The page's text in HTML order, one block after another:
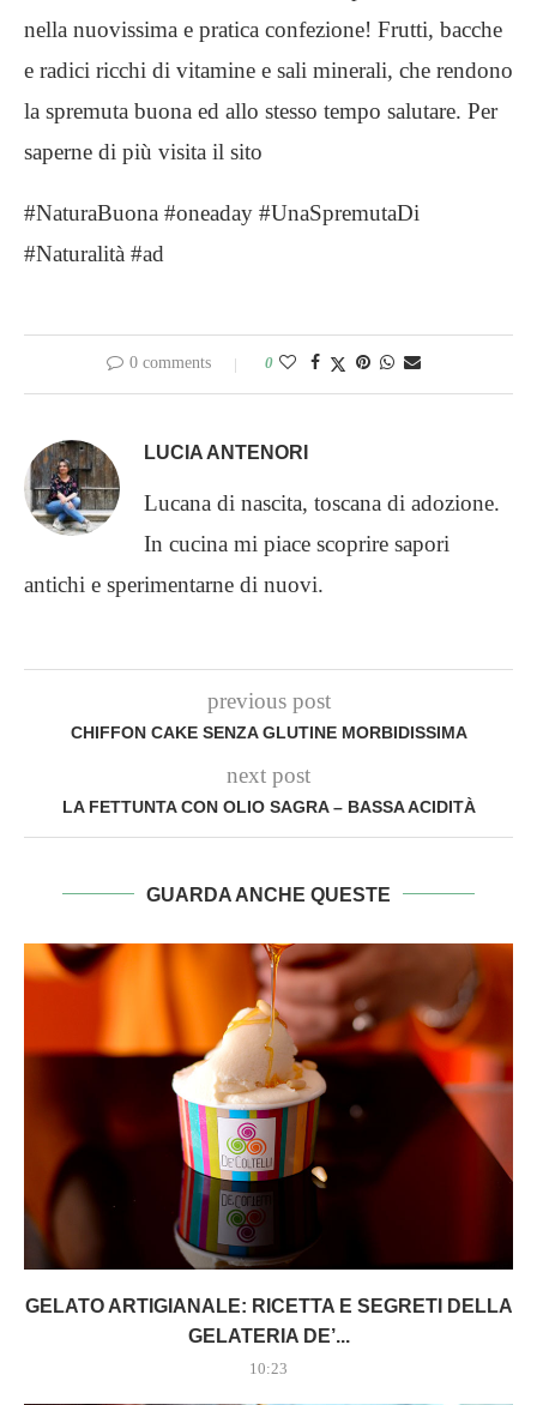
nella nuovissima e pratica confezione! Frutti, bacche
e radici ricchi di vitamine e sali minerali, che rendono
la spremuta buona ed allo stesso tempo salutare. Per
saperne di più visita il sito
#NaturaBuona #oneaday #UnaSpremutaDi
#Naturalità #ad
0 comments 0
LUCIA ANTENORI
Lucana di nascita, toscana di adozione.
In cucina mi piace scoprire sapori
antichi e sperimentarne di nuovi.
previous post
CHIFFON CAKE SENZA GLUTINE MORBIDISSIMA
next post
LA FETTUNTA CON OLIO SAGRA – BASSA ACIDITÀ
GUARDA ANCHE QUESTE
GELATO ARTIGIANALE: RICETTA E SEGRETI DELLA
GELATERIA DE’...
10:23